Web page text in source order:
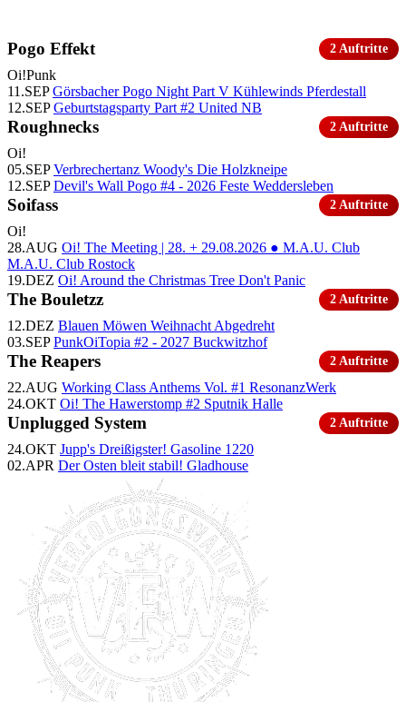
Pogo Effekt 2 Auftritte
Oi!Punk
11.SEP Görsbacher Pogo Night Part V Kühlewinds Pferdestall
12.SEP Geburtstagsparty Part #2 United NB
Roughnecks 2 Auftritte
Oi!
05.SEP Verbrechertanz Woody's Die Holzkneipe
12.SEP Devil's Wall Pogo #4 - 2026 Feste Weddersleben
Soifass 2 Auftritte
Oi!
28.AUG Oi! The Meeting | 28. + 29.08.2026 ● M.A.U. Club
M.A.U. Club Rostock
19.DEZ Oi! Around the Christmas Tree Don't Panic
The Bouletzz 2 Auftritte
12.DEZ Blauen Möwen Weihnacht Abgedreht
03.SEP PunkOiTopia #2 - 2027 Buckwitzhof
The Reapers 2 Auftritte
22.AUG Working Class Anthems Vol. #1 ResonanzWerk
24.OKT Oi! The Hawerstomp #2 Sputnik Halle
Unplugged System 2 Auftritte
24.OKT Jupp's Dreißigster! Gasoline 1220
02.APR Der Osten bleit stabil! Gladhouse